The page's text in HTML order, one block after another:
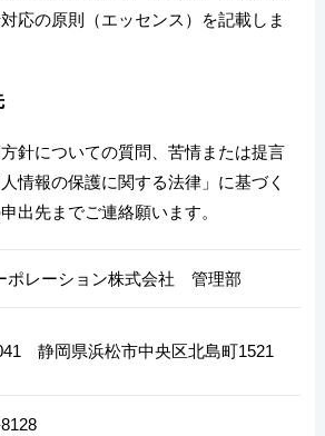
応の原則（エッセンス）を記載しま
針についての質問、苦情または提言
情報の保護に関する法律」に基づく
出先までご連絡願います。
ポレーション株式会社 管理部
静岡県浜松市中央区北島町1521